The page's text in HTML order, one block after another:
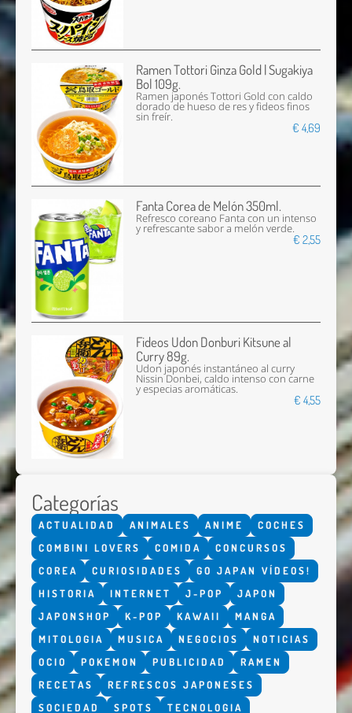
Ramen Tottori Ginza Gold | Sugakiya
Bol 109g.
Ramen japonés Tottori Gold con caldo
dorado de hueso de res y fideos finos
sin freír.
€ 4,69
Fanta Corea de Melón 350ml.
Refresco coreano Fanta con un intenso
y refrescante sabor a melón verde.
€ 2,55
Fideos Udon Donburi Kitsune al
Curry 89g.
Udon japonés instantáneo al curry
Nissin Donbei, caldo intenso con carne
y especias aromáticas.
€ 4,55
Categorías
ACTUALIDAD ANIMALES ANIME
COCHES
COMBINI LOVERS
COMIDA
CONCURSOS
COREA
CURIOSIDADES
GO JAPAN VÍDEOS!
HISTORIA
INTERNET J-POP
JAPON
JAPONSHOP
K-POP KAWAII
MANGA
MITOLOGIA
MUSICA NEGOCIOS
NOTICIAS
OCIO
POKEMON PUBLICIDAD
RAMEN
RECETAS
REFRESCOS JAPONESES
SOCIEDAD
SPOTS TECNOLOGIA